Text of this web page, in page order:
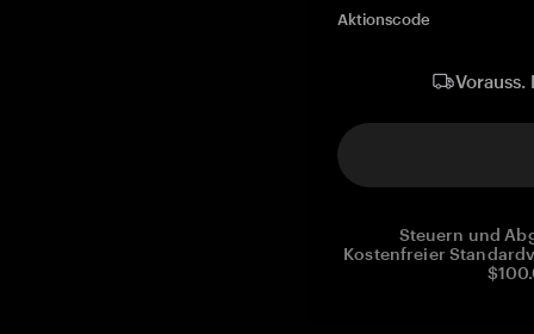
Aktionscode
Steuern und
Kostenfreier